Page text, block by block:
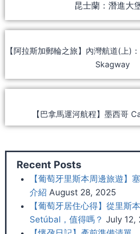
昆士蘭：潛進大
【阿拉斯加郵輪之旅】內灣航道(上)
Skagway
【巴拿馬運河航程】墨西哥
Recent Posts
【葡萄牙里斯本周邊旅遊】
介紹 August 28, 2025
【葡萄牙居住心得】從里斯
Setúbal，值得嗎？ July 12,